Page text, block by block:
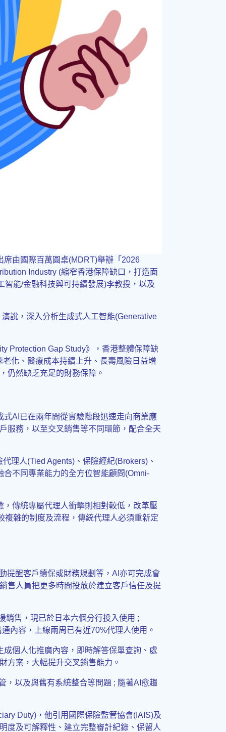
由國際百萬圓桌(MDRT)舉辦「2026
Industry (縮窄香港保障缺口，打造面
能/金融科技與可持續發展)李教授，以及
說，深入分析生成式人工智能(Generative
Protection Gap Study》，香港整體保障缺
化、醫療成本持續上升、長壽風險日益增
仍然缺乏充足的財務保障。
AI已在兩年間從實驗階段迅速走向商業應
服務，以至交叉銷售等不同環節，配合全天
理人(Tied Agents)、保險經紀(Brokers)、
不同專業能力的全方位智能顧問(Omni-
傳統專屬代理人衝擊則相對較低，改革壓
雜的制度及流程，傳統代理人必須重新定
提醒客戶續保或財務規劃等，AI亦可完成會
售人員把更多時間投放於建立客戶信任及提
銷售，現已於日本六個分行投入使用 ;
內容，上線兩周已有近70%代理人使用。
個人化推廣內容，即時解答保單查詢、處
方案，大幅提升交叉銷售能力。
，以及與舊有系統整合等問題 ; 隨著AI愈趨
Duty)，他引用國際保險監管協會(IAIS)及
度及可解釋性、建立完整審計紀錄、保留人